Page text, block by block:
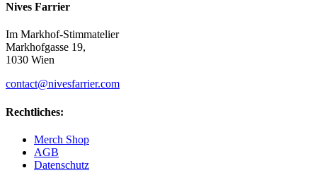
Nives Farrier
Im Markhof-Stimmatelier
Markhofgasse 19,
1030 Wien
contact@nivesfarrier.com
Rechtliches:
Merch Shop
AGB
Datenschutz